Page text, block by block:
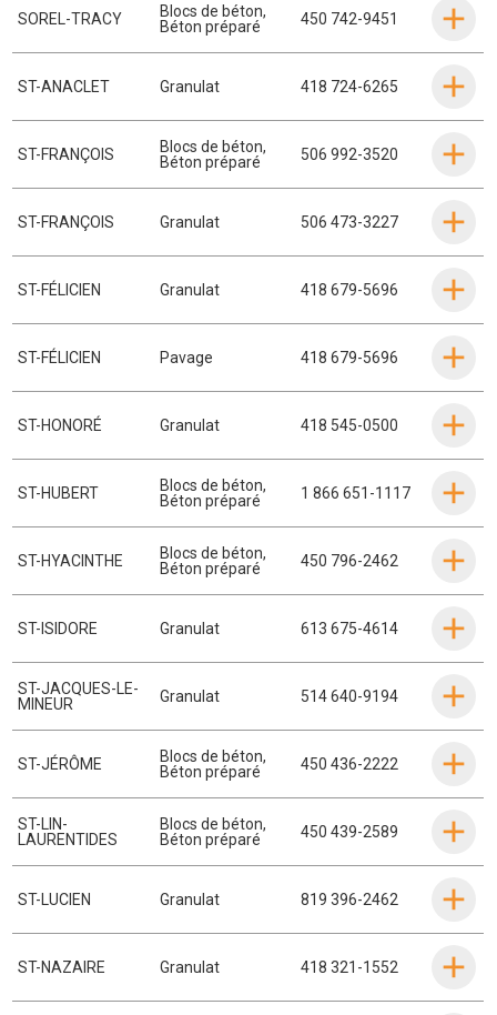
SOREL-TRACY Blocs de béton,
Béton préparé
450 742-9451
ST-ANACLET Granulat 418 724-6265
ST-FRANÇOIS Blocs de béton,
Béton préparé
506 992-3520
ST-FRANÇOIS Granulat 506 473-3227
ST-FÉLICIEN Granulat 418 679-5696
ST-FÉLICIEN Pavage 418 679-5696
ST-HONORÉ Granulat 418 545-0500
ST-HUBERT Blocs de béton,
Béton préparé
1 866 651-1117
ST-HYACINTHE Blocs de béton,
Béton préparé
450 796-2462
ST-ISIDORE Granulat 613 675-4614
ST-JACQUES-LE-
MINEUR
Granulat 514 640-9194
ST-JÉRÔME Blocs de béton,
Béton préparé
450 436-2222
ST-LIN-
LAURENTIDES
Blocs de béton,
Béton préparé
450 439-2589
ST-LUCIEN Granulat 819 396-2462
ST-NAZAIRE Granulat 418 321-1552